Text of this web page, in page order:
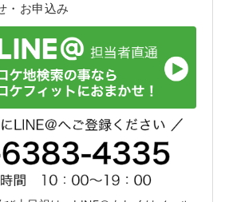
・お申込み